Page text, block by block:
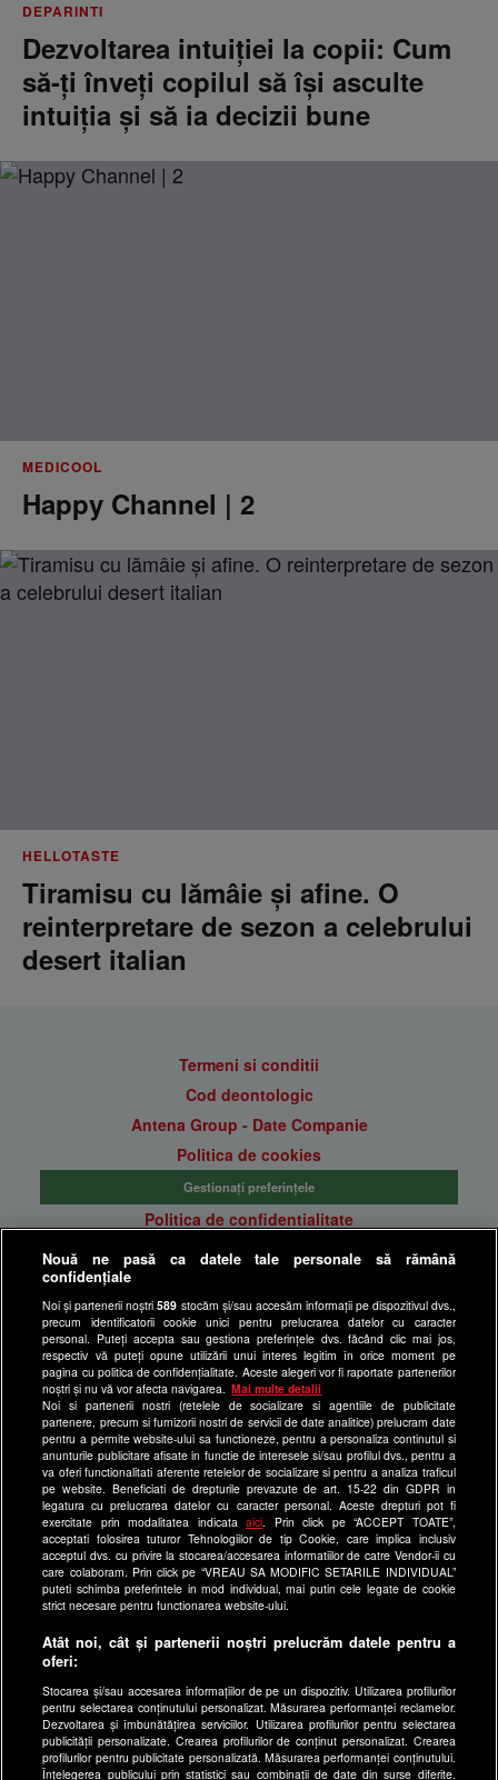
DEPARINTI
Dezvoltarea intuiției la copii: Cum
să-ți înveți copilul să își asculte
intuiția și să ia decizii bune
MEDICOOL
Happy Channel | 2
HELLOTASTE
Tiramisu cu lămâie și afine. O
reinterpretare de sezon a celebrului
desert italian
Termeni si conditii
Cod deontologic
Antena Group - Date Companie
Politica de cookies
Gestionați preferințele
Politica de confidentialitate
Anunturi gratuite pe Lajumate.ro
Program Happy Channel
Echipa editorială
Site-uri Antena Group
a1.ro
antenastars.ro
as.ro
catine.ro
chefi.ro
deparinti.ro
medicool.ro
spynews.ro
useit.ro
retetefeldefel.ro
zutv.ro
Trends AntenaPLAY
Nouă ne pasă ca datele tale personale să rămână
confidențiale
Noi și partenerii noștri589 stocăm și/sau accesăm informații pe dispozitivul dvs.,
precum identificatorii cookie unici pentru prelucrarea datelor cu caracter
personal. Puteți accepta sau gestiona preferințele dvs. făcând clic mai jos,
respectiv vă puteți opune utilizării unui interes legitim în orice moment pe
pagina cu politica de confidențialitate. Aceste alegeri vor fi raportate partenerilor
noștri și nu vă vor afecta navigarea.
Mai multe detalii
Noi si partenerii nostri (retelele de socializare si agentiile de publicitate
partenere, precum si furnizorii nostri de servicii de date analitice) prelucram date
pentru a permite website-ului sa functioneze, pentru a personaliza continutul si
anunturile publicitare afisate in functie de interesele si/sau profilul dvs., pentru a
va oferi functionalitati aferente retelelor de socializare si pentru a analiza traficul
pe website. Beneficiati de drepturile prevazute de art. 15-22 din GDPR in
legatura cu prelucrarea datelor cu caracter personal. Aceste drepturi pot fi
exercitate prin modalitatea indicataaici . Prin click pe “ACCEPT TOATE”,
acceptati folosirea tuturor Tehnologiilor de tip Cookie, care implica inclusiv
acceptul dvs. cu privire la stocarea/accesarea informatiilor de catre Vendor-ii cu
care colaboram. Prin click pe “VREAU SA MODIFIC SETARILE INDIVIDUAL”
puteti schimba preferintele in mod individual, mai putin cele legate de cookie
strict necesare pentru functionarea website-ului.
Atât noi, cât și partenerii noștri prelucrăm datele pentru a
oferi:
Stocarea și/sau accesarea informațiilor de pe un dispozitiv. Utilizarea profilurilor
pentru selectarea conținutului personalizat. Măsurarea performanței reclamelor.
Dezvoltarea și îmbunătățirea serviciilor. Utilizarea profilurilor pentru selectarea
publicității personalizate. Crearea profilurilor de conținut personalizat. Crearea
profilurilor pentru publicitate personalizată. Măsurarea performanței conținutului.
Înțelegerea publicului prin statistici sau combinații de date din surse diferite.